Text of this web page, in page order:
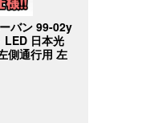
バン 99-02y
LED 日本光
側通行用 左